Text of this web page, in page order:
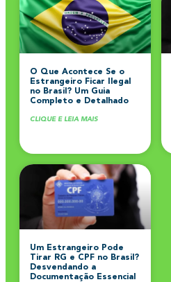
O Que Acontece Se o
Estrangeiro Ficar Ilegal
no Brasil? Um Guia
Completo e Detalhado
CLIQUE E LEIA MAIS
Um Estrangeiro Pode
Tirar RG e CPF no Brasil?
Desvendando a
Documentação Essencial